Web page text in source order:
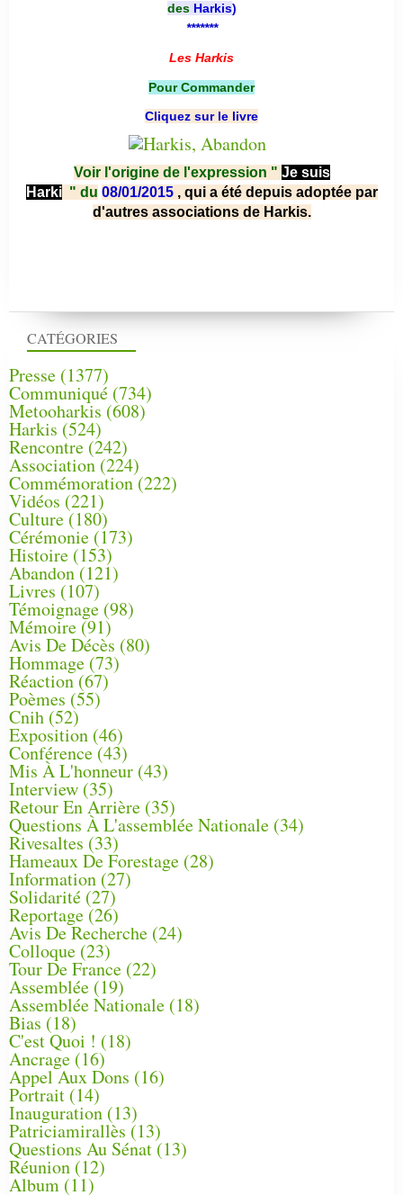
CATÉGORIES
Presse (1377)
Communiqué (734)
Metooharkis (608)
Harkis (524)
Rencontre (242)
Association (224)
Commémoration(222)
Vidéos (221)
Culture(180)
Cérémonie (173)
Histoire (153)
Abandon(121)
Livres (107)
Témoignage (98)
Mémoire (91)
Avis De Décès (80)
Hommage (73)
Réaction(67)
Poèmes (55)
Cnih (52)
Exposition (46)
Conférence(43)
Mis À L'honneur (43)
Interview (35)
Retour En Arrière (35)
Questions À L'assemblée Nationale (34)
Rivesaltes (33)
Hameaux De Forestage (28)
Information (27)
Solidarité (27)
Reportage (26)
Avis De Recherche (24)
Colloque (23)
Tour De France (22)
Assemblée (19)
Assemblée Nationale (18)
Bias (18)
C'est Quoi ! (18)
Ancrage (16)
Appel Aux Dons (16)
Portrait (14)
Inauguration (13)
Patriciamirallès (13)
Questions Au Sénat(13)
Réunion (12)
Album (11)
des Harkis)
*******
Les Harkis
Pour Commander
Cliquez sur le livre
Voir l'origine de l'expression " Je suis
Harki " du 08/01/2015 , qui a été depuis adoptée par
d'autres associations de Harkis.